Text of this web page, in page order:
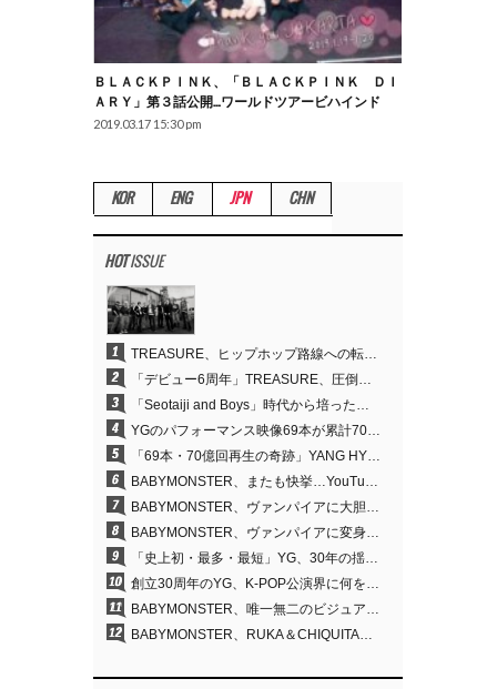
ＢＬＡＣＫＰＩＮＫ、「ＢＬＡＣＫＰＩＮＫ ＤＩ
ＡＲＹ」第３話公開…ワールドツアービハインド
2019.03.17 15:30 pm
KOR ENG JPN CHN
HOTISSUE
1 TREASURE、ヒップホップ路線への転換が的中…デビュー6周年でさらなる飛躍
2 「デビュー6周年」TREASURE、圧倒的な実力で証明した「YGの宝」の真価
3 「Seotaiji and Boys」時代から培ったダンスDNA…YANG HYUN SUK、YGのパフォーマンスビデオ70億回再生の原点
4 YGのパフォーマンス映像69本が累計70億回再生…YANG HYUN SUKの制作哲学が実を結ぶ
5 「69本・70億回再生の奇跡」YANG HYUN SUK、YGのパフォーマンスビデオを100％自ら手掛けた理由
6 BABYMONSTER、またも快挙…YouTubeワールドワイドトレンドで1位に
7 BABYMONSTER、ヴァンパイアに大胆変身…YouTubeトレンド1位を獲得
8 BABYMONSTER、ヴァンパイアに変身…「MOON」で3か月にわたるプロジェクトを締めくくる
9 「史上初・最多・最短」YG、30年の揺るぎない信念が切り開いたK-POPツアーの新境地
10 創立30周年のYG、K-POP公演界に何を残したのか
11 BABYMONSTER、唯一無二のビジュアルと圧倒的な表現力…『MOON』
12 BABYMONSTER、RUKA＆CHIQUITAの「MOON」ビジュアルを公開…洗練されたカリスマ性・ユニークなビジュアル